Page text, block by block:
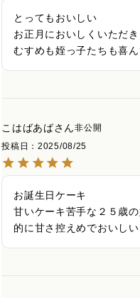
とってもおいしい
お正月においしくいただ
むすめも姪っ子たちも喜
こはばあば
非公開
投稿日
2025/08/25
お誕生日ケーキ
甘いケーキ苦手な２５歳
的に甘さ控えめでおいし